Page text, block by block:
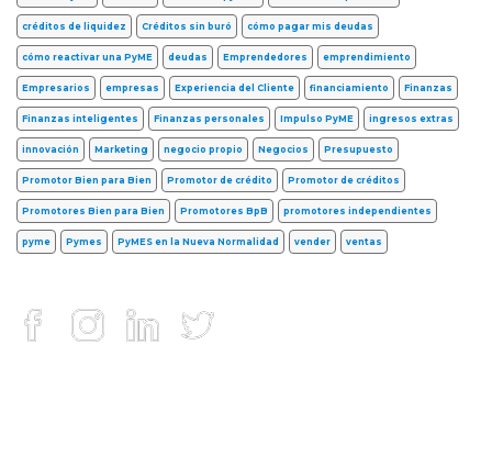
créditos de liquidez Créditos sin buró cómo pagar mis deudas
cómo reactivar una PyME deudas Emprendedores emprendimiento
Empresarios empresas Experiencia del Cliente financiamiento Finanzas
Finanzas inteligentes Finanzas personales Impulso PyME ingresos extras
innovación Marketing negocio propio Negocios Presupuesto
Promotor Bien para Bien Promotor de crédito Promotor de créditos
Promotores Bien para Bien Promotores BpB promotores independientes
pyme Pymes PyMES en la Nueva Normalidad vender ventas